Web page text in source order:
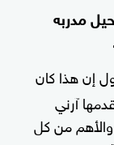
مدربه
إن هذا كان
آرني
والأهم من كل